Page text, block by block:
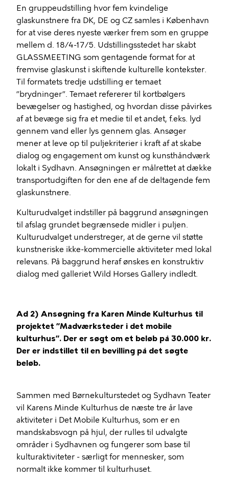
En gruppeudstilling hvor fem kvindelige
glaskunstnere fra DK, DE og CZ samles i København
for at vise deres nyeste værker frem som en gruppe
mellem d. 18/4-17/5. Udstillingsstedet har skabt
GLASSMEETING som gentagende format for at
fremvise glaskunst i skiftende kulturelle kontekster.
Til formatets tredje udstilling er temaet
”brydninger”. Temaet refererer til kortbølgers
bevægelser og hastighed, og hvordan disse påvirkes
af at bevæge sig fra et medie til et andet, f.eks. lyd
gennem vand eller lys gennem glas. Ansøger
mener at leve op til puljekriterier i kraft af at skabe
dialog og engagement om kunst og kunsthåndværk
lokalt i Sydhavn. Ansøgningen er målrettet at dække
transportudgiften for den ene af de deltagende fem
glaskunstnere.
Kulturudvalget indstiller på baggrund ansøgningen
til afslag grundet begrænsede midler i puljen.
Kulturudvalget understreger, at de gerne vil støtte
kunstneriske ikke-kommercielle aktiviteter med lokal
relevans. På baggrund heraf ønskes en konstruktiv
dialog med galleriet Wild Horses Gallery indledt.
Ad 2) Ansøgning fra Karen Minde Kulturhus til
projektet ”Madværksteder i det mobile
kulturhus”. Der er søgt om et beløb på 30.000 kr.
Der er indstillet til en bevilling på det søgte
beløb.
Sammen med Børnekulturstedet og Sydhavn Teater
vil Karens Minde Kulturhus de næste tre år lave
aktiviteter i Det Mobile Kulturhus, som er en
mandskabsvogn på hjul, der rulles til udvalgte
områder i Sydhavnen og fungerer som base til
kulturaktiviteter - særligt for mennesker, som
normalt ikke kommer til kulturhuset.